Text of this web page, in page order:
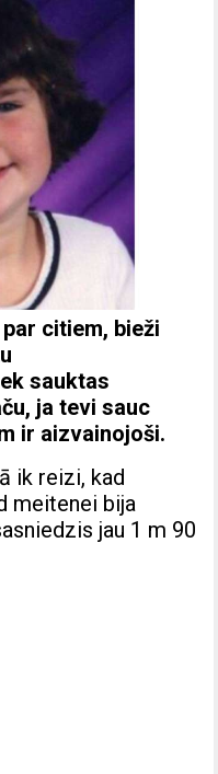
citiem, bieži
sauktas
ja tevi sauc
ir aizvainojoši.
ik reizi, kad
meitenei bija
jau 1 m 90